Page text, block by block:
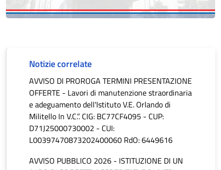
Notizie correlate
AVVISO DI PROROGA TERMINI PRESENTAZIONE
OFFERTE - Lavori di manutenzione straordinaria
e adeguamento dell'Istituto V.E. Orlando di
Militello In V.C.”. CIG: BC77CF4095 - CUP:
D71J25000730002 - CUI:
L00397470873202400060 RdO: 6449616
AVVISO PUBBLICO 2026 - ISTITUZIONE DI UN